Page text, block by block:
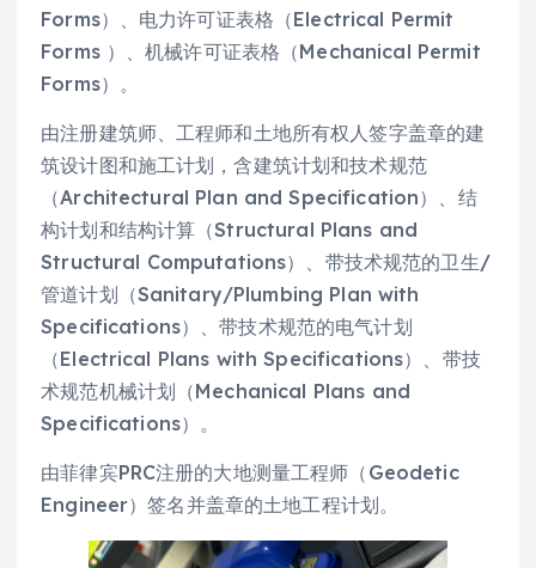
Forms）、电力许可证表格（Electrical Permit
Forms ）、机械许可证表格（Mechanical Permit
Forms）。
由注册建筑师、工程师和土地所有权人签字盖章的建
筑设计图和施工计划，含建筑计划和技术规范
（Architectural Plan and Specification）、结
构计划和结构计算（Structural Plans and
Structural Computations）、带技术规范的卫生/
管道计划（Sanitary/Plumbing Plan with
Specifications）、带技术规范的电气计划
（Electrical Plans with Specifications）、带技
术规范机械计划（Mechanical Plans and
Specifications）。
由菲律宾PRC注册的大地测量工程师（Geodetic
Engineer）签名并盖章的土地工程计划。